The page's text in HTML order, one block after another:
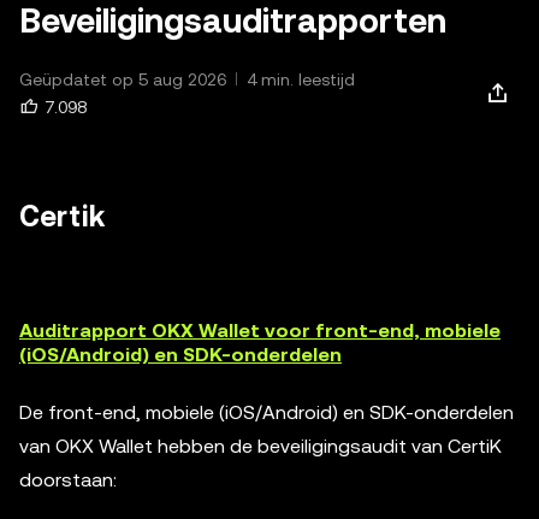
Beveiligingsauditrapporten
Geüpdatet op 5 aug 2026
4 min. leestijd
7.098
Certik
Auditrapport OKX Wallet voor front-end, mobiele
(iOS/Android) en SDK-onderdelen
De front-end, mobiele (iOS/Android) en SDK-onderdelen
van OKX Wallet hebben de beveiligingsaudit van CertiK
doorstaan: